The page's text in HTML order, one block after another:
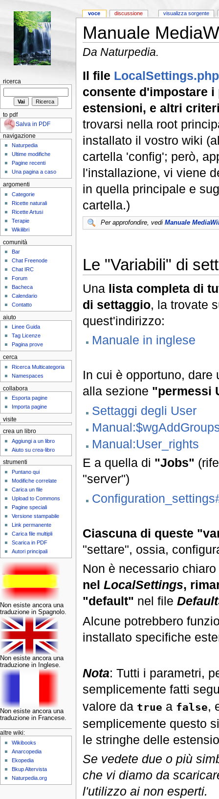
Manuale
Da Naturpedia.
Il file LocalSettings.php
consente d'impostare i
estensioni, e altri
trovarsi nella root
installato il vostro wiki
cartella 'config'; però,
l'installazione, vi viene
in quella principale e
cartella.)
Per approfondire, vedi Manuale
Le "Variabili" di
Una lista completa di
di settaggio, la trovate
quest'indirizzo:
Manuale in inglese
In cui è opportuno, dare
alla sezione "permessi
Settaggi degli User
Manual:User_rights
E a quella di "Jobs"
"server")
Ciascuna di queste
"settare", ossia,
Non è necessario
nel LocalSettings,
"default" nel file
Alcune potrebbero
installato specifiche
Nota: Tutti i parametri,
semplicemente fatti
valore da true a false,
semplicemente questo
le stringhe delle
Se vedete due o più
che vi diamo da
l'utilizzo ai non esperti.
voce discussione visualizza sorgente
ricerca
to pdf
Salva in PDF
navigazione
Naturpedia
Ultime modifiche
Pagine recenti
Una pagina a caso
argomenti
Categorie
Ricette naturali
Ricette Artusi
Terapie
Wikilibri
comunità
Bar
Chat Freenode
Chat IRC
Forum
Bacheca
Calendario
Contatto
aiuto
Linee Guida
Tag Licenze
Pagina prove
cerca
Ricerca Multicategoria
Namespaces
collabora
Esporta pagine
Importa pagine
visite
crea un libro
Aggiungi a un libro
Aiuto su crea-libro
strumenti
Puntano qui
Modifiche correlate
Carica un file
Upload to Commons
Pagine speciali
Versione stampabile
Link permanente
Carica file multipli
Scarica in PDF
Autori principali
Non esiste ancora una
traduzione in Spagnolo.
Non esiste ancora una
traduzione in Inglese.
Non esiste ancora una
traduzione in Francese.
altre wiki:
Wikibooks
Anarcopedia
Ekopedia
Bkup Altervista
Naturpedia.org